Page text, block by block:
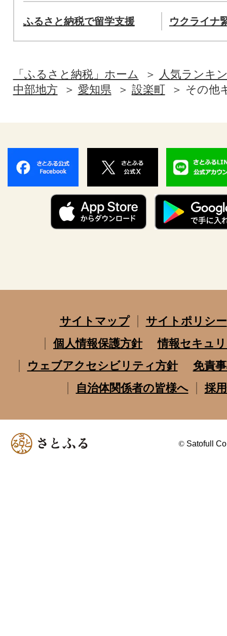
ふるさと納税で留学支援 ウクライナ
「ふるさと納税」ホーム
人気ランキ
中部地方
愛知県 設楽町 その他
サイトマップ
サイトポリシー
個人情報保護方針
情報セキュ
ウェブアクセシビリティ方針
免責
自治体関係者の皆様へ
採
© Satofull